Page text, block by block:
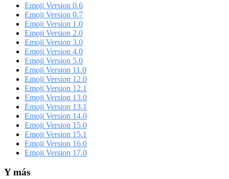
Emoji Version 0.6
Emoji Version 0.7
Emoji Version 1.0
Emoji Version 2.0
Emoji Version 3.0
Emoji Version 4.0
Emoji Version 5.0
Emoji Version 11.0
Emoji Version 12.0
Emoji Version 12.1
Emoji Version 13.0
Emoji Version 13.1
Emoji Version 14.0
Emoji Version 15.0
Emoji Version 15.1
Emoji Version 16.0
Emoji Version 17.0
Y más